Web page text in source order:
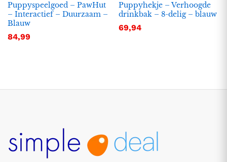
Puppyspeelgoed – PawHut
– Interactief – Duurzaam –
Blauw
84,99
Puppyhekje – Verhoogde
drinkbak – 8-delig – blauw
69,94